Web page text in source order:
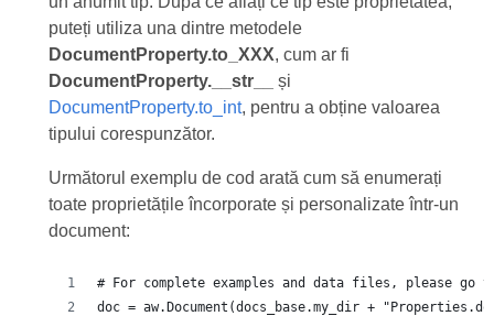
puteți utiliza una dintre metodele
DocumentProperty.to_XXX, cum ar fi
DocumentProperty.__str__
și
DocumentProperty.to_int, pentru a obține valoarea
tipului corespunzător.
Următorul exemplu de cod arată cum să enumerați
toate proprietățile încorporate și personalizate într-un
document:
# For complete examples and data files, please go
doc = aw.Document(docs_base.my_dir +